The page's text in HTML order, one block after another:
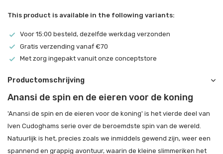
This product is available in the following variants:
Voor 15:00 besteld, dezelfde werkdag verzonden
Gratis verzending vanaf €70
Met zorg ingepakt vanuit onze conceptstore
Productomschrijving
Anansi de spin en de eieren voor de koning
'Anansi de spin en de eieren voor de koning' is het vierde deel van
Iven Cudoghams serie over de beroemdste spin van de wereld.
Natuurlijk is het, precies zoals we inmiddels gewend zijn, weer een
spannend en grappig avontuur, waarin de kleine slimmeriken het